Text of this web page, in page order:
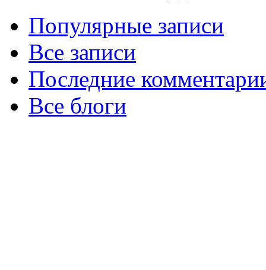
Популярные записи
Все записи
Последние
Все блоги